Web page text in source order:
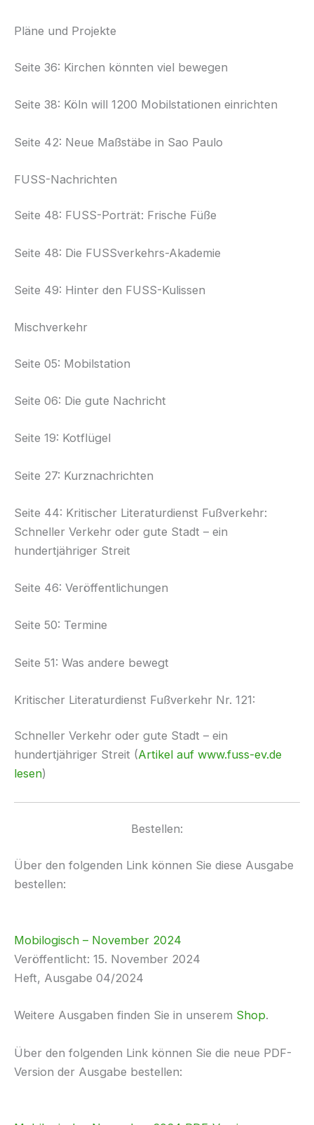
Pläne und Projekte
Seite 36: Kirchen könnten viel bewegen
Seite 38: Köln will 1200 Mobilstationen einrichten
Seite 42: Neue Maßstäbe in Sao Paulo
FUSS-Nachrichten
Seite 48: FUSS-Porträt: Frische Füße
Seite 48: Die FUSSverkehrs-Akademie
Seite 49: Hinter den FUSS-Kulissen
Mischverkehr
Seite 05: Mobilstation
Seite 06: Die gute Nachricht
Seite 19: Kotflügel
Seite 27: Kurznachrichten
Seite 44: Kritischer Literaturdienst Fußverkehr:
Schneller Verkehr oder gute Stadt – ein
hundertjähriger Streit
Seite 46: Veröffentlichungen
Seite 50: Termine
Seite 51: Was andere bewegt
Kritischer Literaturdienst Fußverkehr Nr. 121:
Schneller Verkehr oder gute Stadt – ein
hundertjähriger Streit (Artikel auf www.fuss-ev.de
lesen)
Bestellen:
Über den folgenden Link können Sie diese Ausgabe
bestellen:
Mobilogisch – November 2024
Veröffentlicht: 15. November 2024
Heft, Ausgabe 04/2024
Weitere Ausgaben finden Sie in unserem Shop.
Über den folgenden Link können Sie die neue PDF-
Version der Ausgabe bestellen: